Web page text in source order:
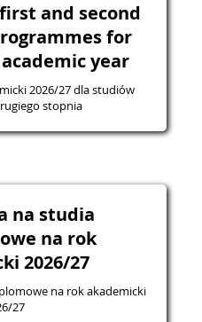
and second
for
year
2026/27 dla studiów
stopnia
na studia
na rok
2026/27
na rok akademicki
27